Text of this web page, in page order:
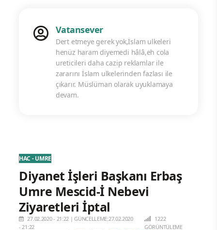
Vatansever
Dert etmeye gerek yok,İslam ulkeleri
henüz haram diyemedi hâlâ,eh cola
ureticileri daha cazip reklamlar ile
zararını İslam ulkelerinden fazlası ile
çıkarır. Müslüman olarak uyuklamaya
devam.
HAC - UMRE
Diyanet İşleri Başkanı Erbaş
Umre Mescid-İ Nebevi
Ziyaretleri İptal
27.02.2020 - 21:22 |GÜNCELLEME:27.02.2020
- 21:22
1222
GÖRÜNTÜLEME